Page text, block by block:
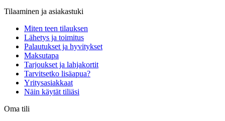
Tilaaminen ja asiakastuki
Miten teen tilauksen
Lähetys ja toimitus
Palautukset ja hyvitykset
Maksutapa
Tarjoukset ja lahjakortit
Tarvitsetko lisäapua?
Yritysasiakkaat
Näin käytät tiliäsi
Oma tili